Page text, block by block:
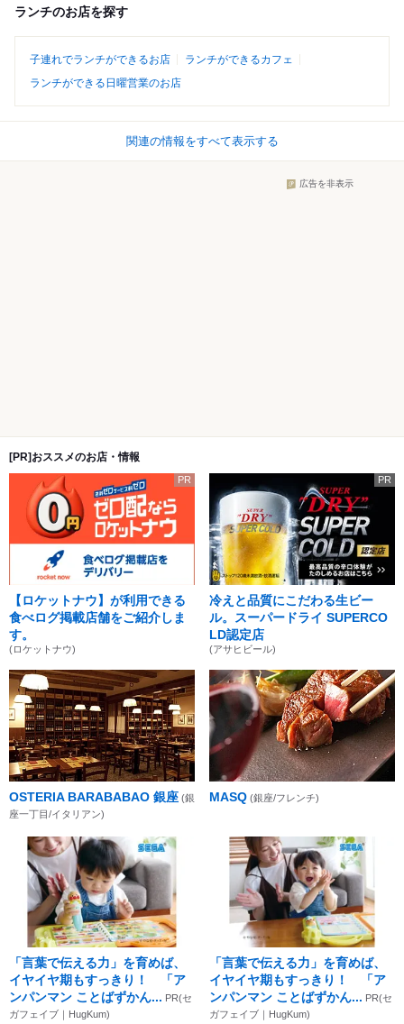
ランチのお店を探す
子連れでランチができるお店
ランチができるカフェ
ランチができる日曜営業のお店
関連の情報をすべて表示する
広告を非表示
[PR]おススメのお店・情報
PR
【ロケットナウ】が利用できる
食べログ掲載店舗をご紹介しま
す。
(ロケットナウ)
PR
冷えと品質にこだわる生ビー
ル。スーパードライ SUPERCO
LD認定店
(アサヒビール)
OSTERIA BARABABAO 銀座 (銀
座一丁目/イタリアン)
MASQ (銀座/フレンチ)
「言葉で伝える力」を育めば、
イヤイヤ期もすっきり！ 「ア
ンパンマン ことばずかん... PR(セ
ガフェイブ｜HugKum)
「言葉で伝える力」を育めば、
イヤイヤ期もすっきり！ 「ア
ンパンマン ことばずかん... PR(セ
ガフェイブ｜HugKum)